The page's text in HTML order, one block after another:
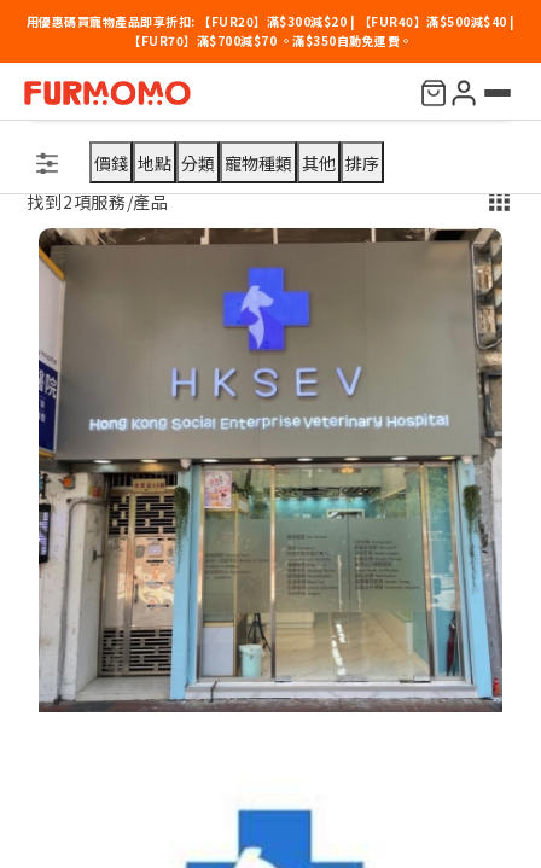
用優惠碼買寵物產品即享折扣: 【FUR20】滿$300減$20 | 【FUR40】滿$500減$40 |
【FUR70】滿$700減$70 。滿$350自動免運費。
疫苗接種對象是？ 地區
價錢 地點 分類 寵物種類 其他 排序
香港社企動物醫院 (HKSEV)
全部清除
找到2項服務/產品